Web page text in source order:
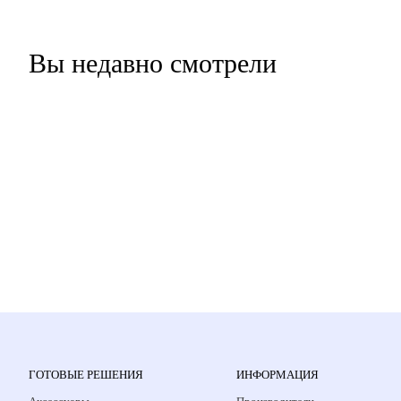
Вы недавно смотрели
ГОТОВЫЕ РЕШЕНИЯ
ИНФОРМАЦИЯ